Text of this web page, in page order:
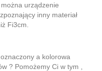
urządzenie
inny materiał
Fi3cm.
a kolorowa
? Pomożemy Ci w tym ,